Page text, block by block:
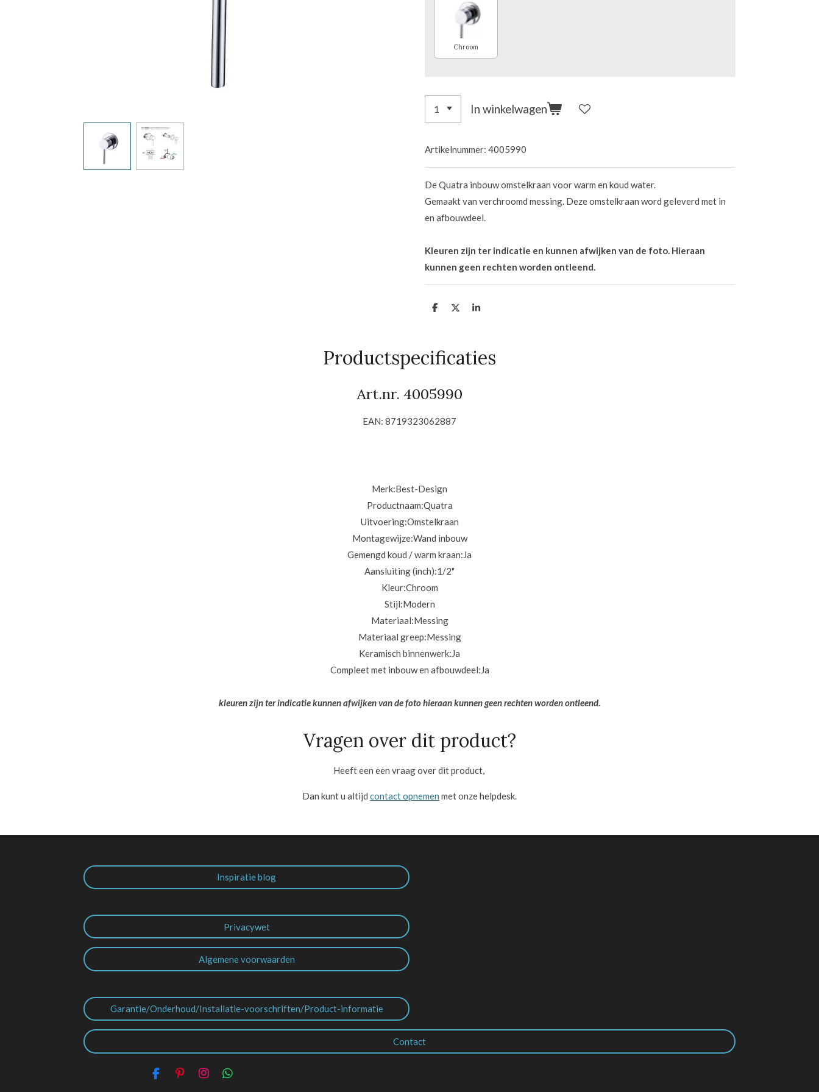
Chroom
In winkelwagen
Artikelnummer: 4005990
De Quatra inbouw omstelkraan voor warm en koud water.
Gemaakt van verchroomd messing. Deze omstelkraan word geleverd met in
en afbouwdeel.
Kleuren zijn ter indicatie en kunnen afwijken van de foto. Hieraan
kunnen geen rechten worden ontleend.
D
D
S
Productspecificaties
Art.nr. 4005990
EAN: 8719323062887
Merk:Best-Design
Productnaam:Quatra
Uitvoering:Omstelkraan
Montagewijze:Wand inbouw
Gemengd koud / warm kraan:Ja
Aansluiting (inch):1/2"
Kleur:Chroom
Stijl:Modern
Materiaal:Messing
Materiaal greep:Messing
Keramisch binnenwerk:Ja
Compleet met inbouw en afbouwdeel:Ja
kleuren zijn ter indicatie kunnen afwijken van de foto hieraan kunnen geen rechten worden ontleend.
Vragen over dit product?
Heeft een een vraag over dit product,
Dan kunt u altijd contact opnemen met onze helpdesk.
Inspiratie blog
Privacywet
Algemene voorwaarden
Garantie/Onderhoud/Installatie-voorschriften/Product-informatie
Contact
F
P
I
W